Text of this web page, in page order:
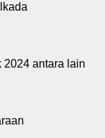
2024 antara lain